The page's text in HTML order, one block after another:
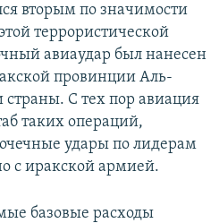
вторым по значимости
террористической
авиаудар был нанесен
провинции Аль-
страны. С тех пор авиация
таких операций,
удары по лидерам
с иракской армией.
базовые расходы